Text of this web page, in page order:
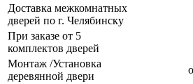
Доставка межкомнатных
дверей по г. Челябинску
При заказе от 5
комплектов дверей
Монтаж /Установка
деревянной двери